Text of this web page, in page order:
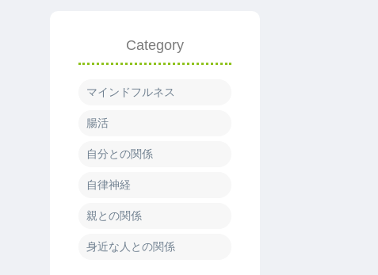
Category
マインドフルネス
腸活
自分との関係
自律神経
親との関係
身近な人との関係